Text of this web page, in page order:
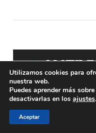
Utilizamos cookies para
nuestra web.
Puedes aprender más
desactivarlas en los ajustes.
Aceptar